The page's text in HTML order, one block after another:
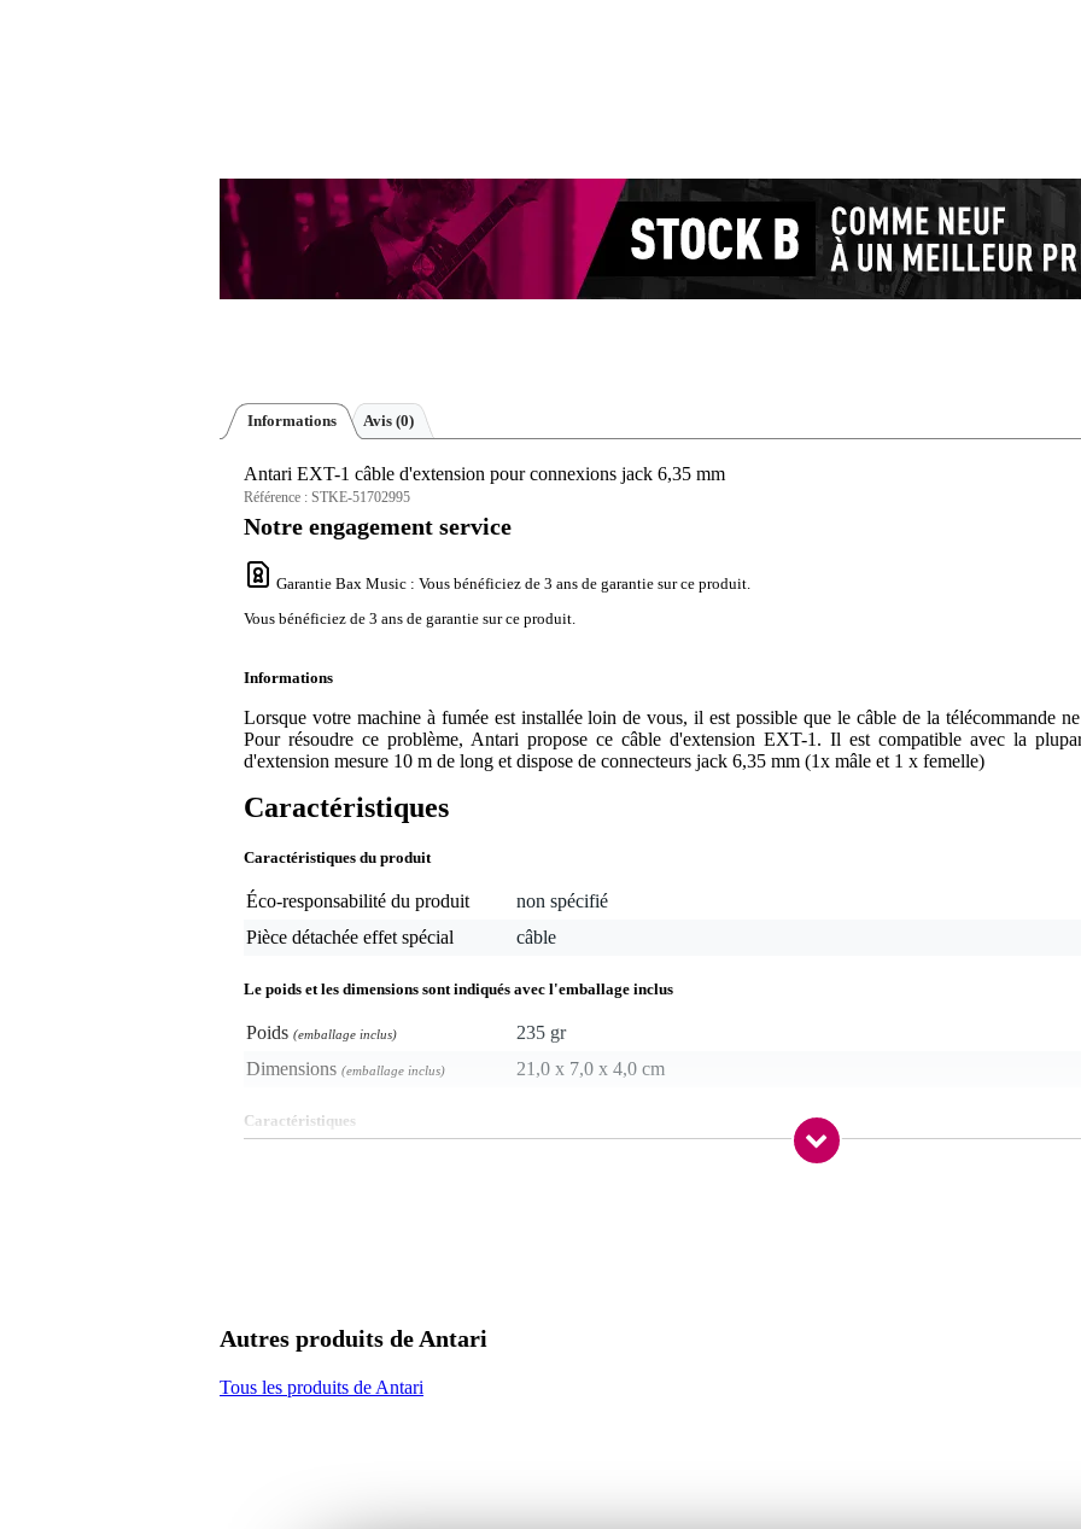
Informations Avis (0)
Antari EXT-1 câble d'extension pour connexions jack 6,35 mm
Référence : STKE-51702995
Notre engagement service
Garantie Bax Music : Vous bénéficiez de 3 ans de garantie sur ce produit.
Vous bénéficiez de 3 ans de garantie sur ce produit.
Informations
Lorsque votre machine à fumée est installée loin de vous, il est possible que le câble de la télécommande
Pour résoudre ce problème, Antari propose ce câble d'extension EXT-1. Il est compatible avec la
d'extension mesure 10 m de long et dispose de connecteurs jack 6,35 mm (1x mâle et 1 x femelle)
Caractéristiques
Caractéristiques du produit
Éco-responsabilité du produit
non spécifié
Pièce détachée effet spécial
câble
Le poids et les dimensions sont indiqués avec l'emballage inclus
Poids (emballage inclus)
235 gr
Dimensions (emballage inclus) 21,0 x 7,0 x 4,0 cm
Caractéristiques
Autres produits de Antari
Tous les produits de Antari